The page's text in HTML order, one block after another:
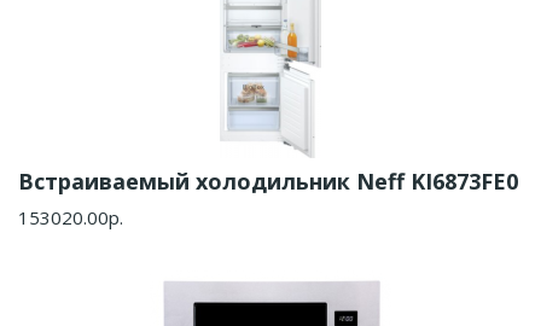
Встраиваемый холодильник Neff KI6873FE0
153020.00р.